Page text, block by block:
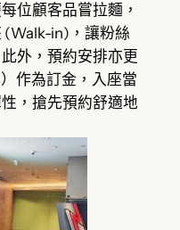
位顧客品嘗拉麵，
(Walk-in)，讓粉絲
外，預約安排亦更
作為訂金，入座當
，搶先預約舒適地